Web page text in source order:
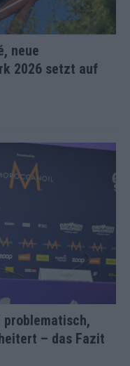
neue
2026 setzt auf
problematisch,
– das Fazit